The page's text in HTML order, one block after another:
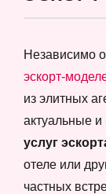
Независимо
эскорт-
из элитных
актуальные
услуг
отеле или
частных